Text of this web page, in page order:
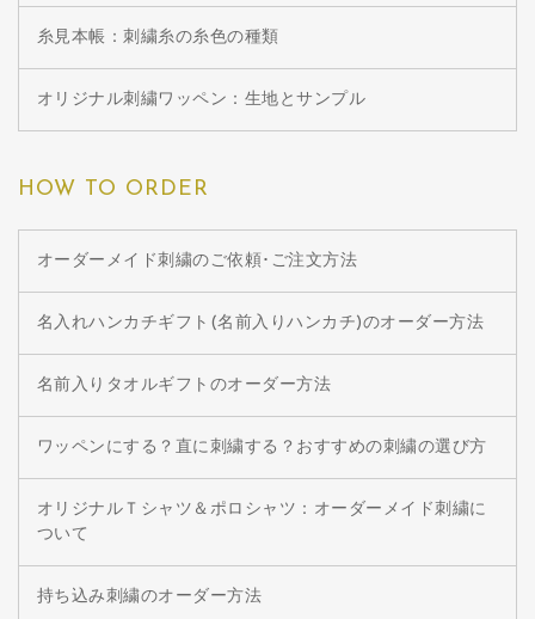
糸見本帳：刺繍糸の糸色の種類
オリジナル刺繍ワッペン：生地とサンプル
HOW TO ORDER
オーダーメイド刺繍のご依頼･ご注文方法
名入れハンカチギフト(名前入りハンカチ)のオーダー方法
名前入りタオルギフトのオーダー方法
ワッペンにする？直に刺繍する？おすすめの刺繍の選び方
オリジナルＴシャツ＆ポロシャツ：オーダーメイド刺繍に
ついて
持ち込み刺繍のオーダー方法